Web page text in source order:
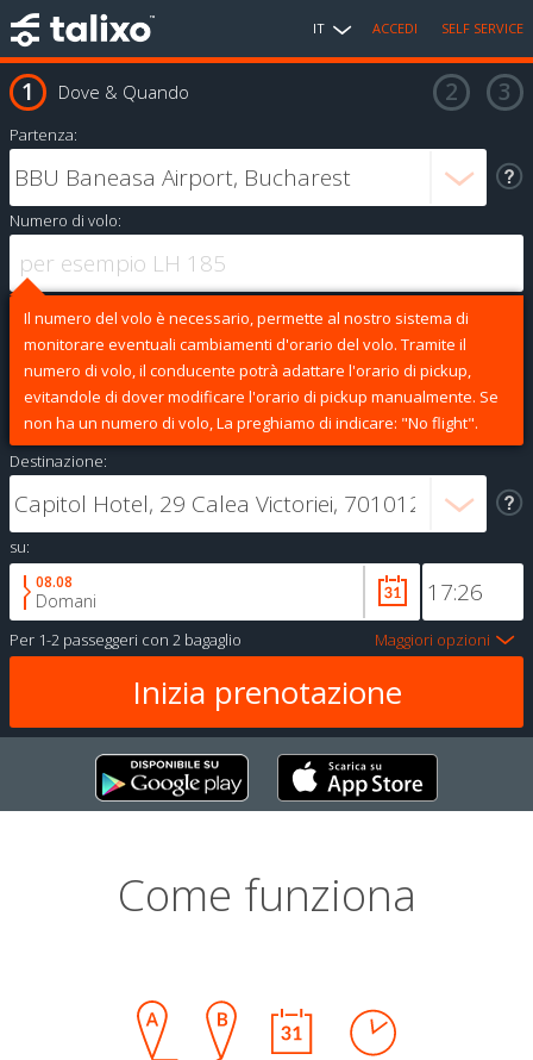
IT ACCEDI SELF SERVICE
Dove & Quando
Partenza:
Numero di volo:
Il numero del volo è necessario, permette al nostro sistema di
monitorare eventuali cambiamenti d'orario del volo. Tramite il
numero di volo, il conducente potrà adattare l'orario di pickup,
evitandole di dover modificare l'orario di pickup manualmente. Se
non ha un numero di volo, La preghiamo di indicare: "No flight".
Destinazione:
su:
08.08
Domani
Per 1-2 passeggeri con 2 bagaglio Maggiori opzioni
Come funziona